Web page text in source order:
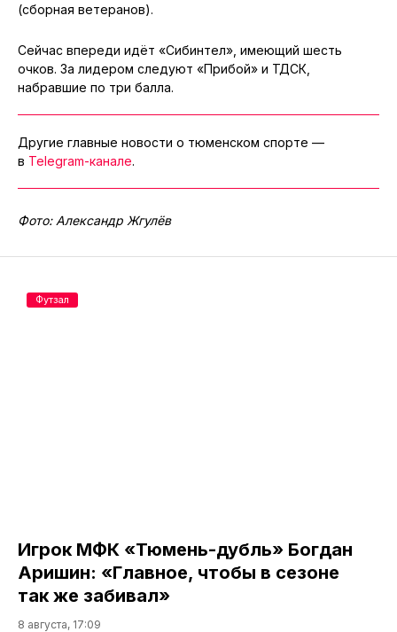
(сборная ветеранов).
Сейчас впереди идёт «Сибинтел», имеющий шесть
очков. За лидером следуют «Прибой» и ТДСК,
набравшие по три балла.
Другие главные новости о тюменском спорте —
в Telegram-канале.
Фото: Александр Жгулёв
Игрок МФК «Тюмень-дубль» Богдан
Аришин: «Главное, чтобы в сезоне
так же забивал»
8 августа, 17:09
Футзал